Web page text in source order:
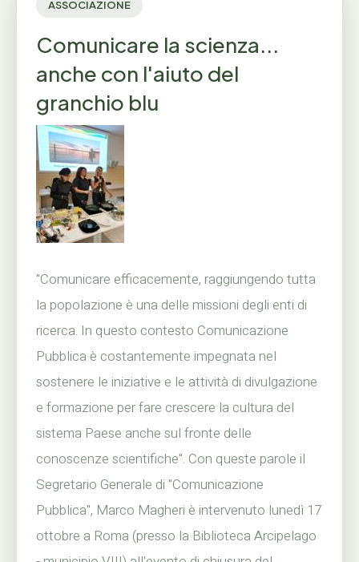
ASSOCIAZIONE
Comunicare la scienza...
anche con l'aiuto del
granchio blu
"Comunicare efficacemente, raggiungendo tutta
la popolazione è una delle missioni degli enti di
ricerca. In questo contesto Comunicazione
Pubblica è costantemente impegnata nel
sostenere le iniziative e le attività di divulgazione
e formazione per fare crescere la cultura del
sistema Paese anche sul fronte delle
conoscenze scientifiche". Con queste parole il
Segretario Generale di "Comunicazione
Pubblica", Marco Magheri è intervenuto lunedì 17
ottobre a Roma (presso la Biblioteca Arcipelago